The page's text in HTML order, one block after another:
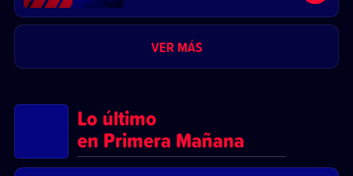
VER MÁS
Lo último
en Primera Mañana